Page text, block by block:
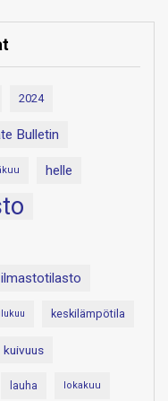
2024
Bulletin
helle
ilmastotilasto
keskilämpötila
kuivuus
lauha lokakuu